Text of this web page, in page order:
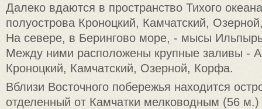
Далеко вдаются в пространство Тихого
полуострова Кроноцкий, Камчатский,
На севере, в Берингово море, - мысы
Между ними расположены крупные заливы -
Кроноцкий, Камчатский, Озерной, Корфа.
Вблизи Восточного побережья находится
отделенный от Камчатки мелководным (56